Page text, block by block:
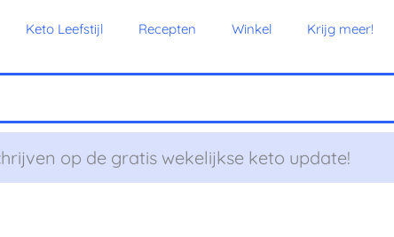
Keto Leefstijl Recepten Winkel Krijg meer!
op de gratis wekelijkse keto update!